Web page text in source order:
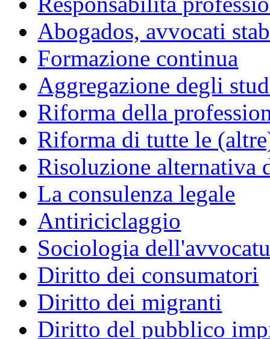
Abogados, avvocati
Formazione continua
Aggregazione degli
Riforma della
Riforma di tutte le
Risoluzione alternativa
La consulenza legale
Antiriciclaggio
Sociologia
Diritto dei consumatori
Diritto dei migranti
Diritto del pubblico